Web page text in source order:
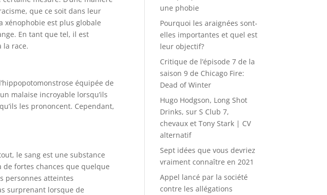
que ce soit dans leur
xénophobie est plus globale
En tant que tel, il est
la race.
équipée de
malaise incroyable lorsqu’ils
les prononcent. Cependant,
le sang est une substance
de fortes chances que quelque
personnes atteintes
surprenant lorsque de
une phobie
Pourquoi les araignées sont-
elles importantes et quel est
leur objectif?
Critique de l’épisode 7 de la
saison 9 de Chicago Fire:
Dead of Winter
Hugo Hodgson, Long Shot
Drinks, sur S Club 7,
chevaux et Tony Stark | CV
alternatif
Sept idées que vous devriez
vraiment connaître en 2021
Appel lancé par la société
contre les allégations